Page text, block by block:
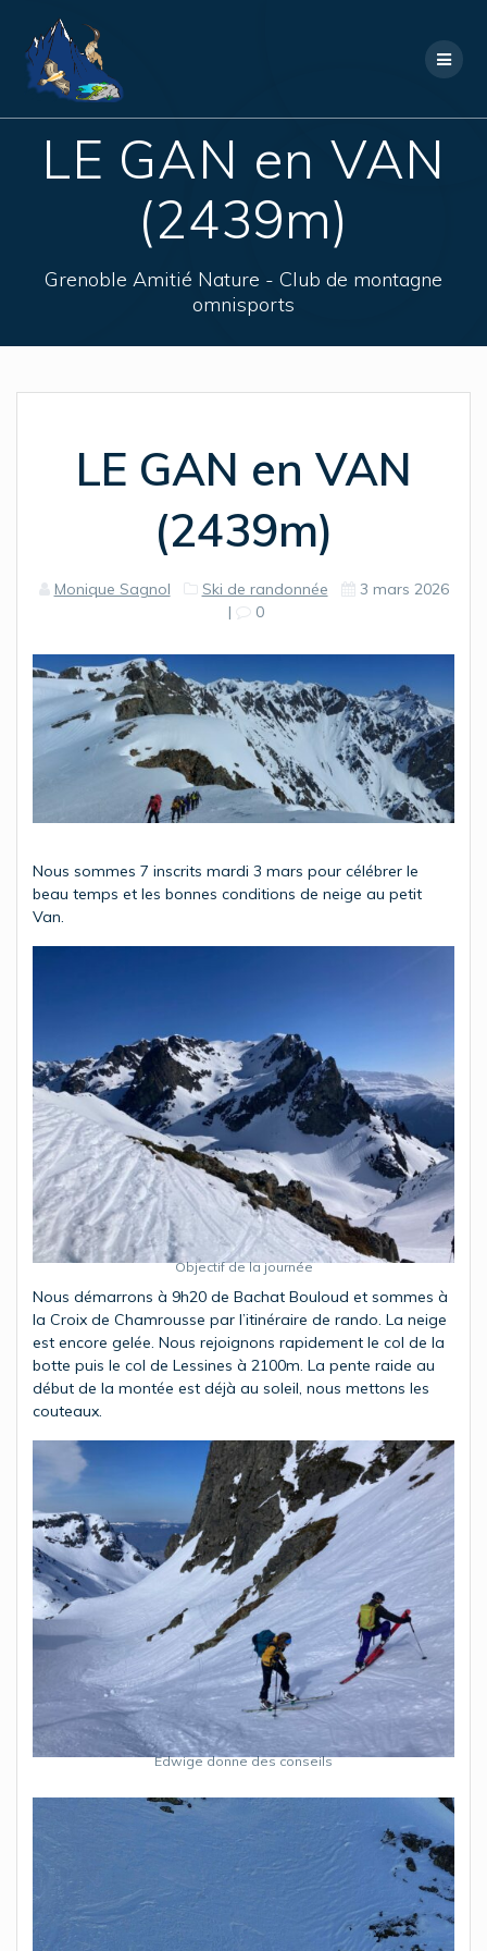
LE GAN en VAN
(2439m)
Grenoble Amitié Nature - Club de montagne
omnisports
LE GAN en VAN
(2439m)
Monique Sagnol Ski de randonnée
3 mars 2026
|
0
Nous sommes 7 inscrits mardi 3 mars pour célébrer le
beau temps et les bonnes conditions de neige au petit
Van.
Objectif de la journée
Nous démarrons à 9h20 de Bachat Bouloud et sommes à
la Croix de Chamrousse par l’itinéraire de rando. La neige
est encore gelée. Nous rejoignons rapidement le col de la
botte puis le col de Lessines à 2100m. La pente raide au
début de la montée est déjà au soleil, nous mettons les
couteaux.
Edwige donne des conseils